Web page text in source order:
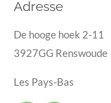
Adresse
De hooge hoek 2-11
3927GG Renswoude
Les Pays-Bas